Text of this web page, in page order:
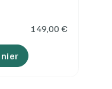
149,00 €